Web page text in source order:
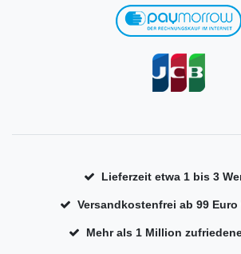
Lieferzeit etwa 1 bis 3
Versandkostenfrei ab 99 Euro
Mehr als 1 Million